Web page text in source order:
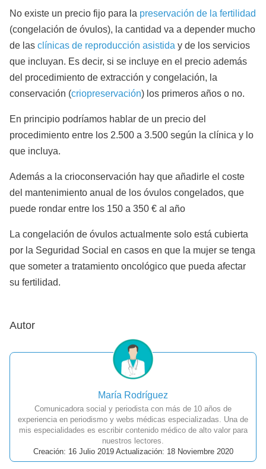
No existe un precio fijo para la preservación de la fertilidad
(congelación de óvulos), la cantidad va a depender mucho
de las clínicas de reproducción asistida y de los servicios
que incluyan. Es decir, si se incluye en el precio además
del procedimiento de extracción y congelación, la
conservación (criopreservación) los primeros años o no.
En principio podríamos hablar de un precio del
procedimiento entre los 2.500 a 3.500 según la clínica y lo
que incluya.
Además a la crioconservación hay que añadirle el coste
del mantenimiento anual de los óvulos congelados, que
puede rondar entre los 150 a 350 € al año
La congelación de óvulos actualmente solo está cubierta
por la Seguridad Social en casos en que la mujer se tenga
que someter a tratamiento oncológico que pueda afectar
su fertilidad.
Autor
María Rodríguez
Comunicadora social y periodista con más de 10 años de
experiencia en periodismo y webs médicas especializadas. Una de
mis especialidades es escribir contenido médico de alto valor para
nuestros lectores.
Creación: 16 Julio 2019 Actualización: 18 Noviembre 2020